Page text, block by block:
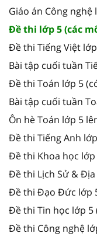
Giáo án Công nghệ
Đề thi lớp 5 (các
Đề thi Tiếng Việt
Bài tập cuối tuần
Đề thi Toán lớp 5
Bài tập cuối tuần
Ôn hè Toán lớp 5
Đề thi Tiếng Anh
Đề thi Khoa học lớp
Đề thi Lịch Sử &
Đề thi Đạo Đức lớp
Đề thi Tin học lớp 5
Đề thi Công nghệ